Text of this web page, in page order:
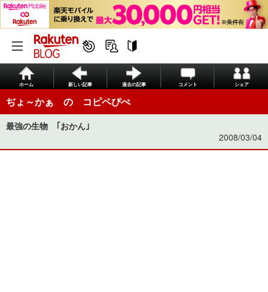
ホーム 新しい記事 過去の記事 コメント シェア
ぢょ～かぁ の コピペぴぺ
最強の生物 ｢おかん｣
2008/03/04